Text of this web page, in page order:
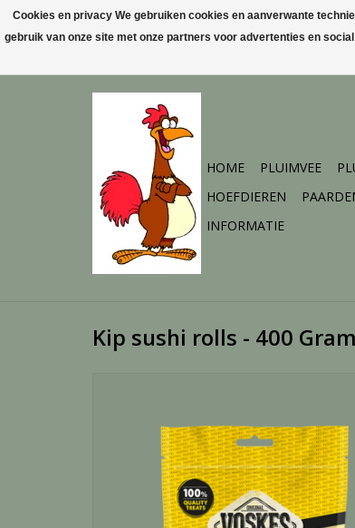
HOME PLUIMVEE
HOEFDIEREN
INFORMATIE
Kip sushi rolls - 400 Gram
Cookies en privacy We gebruiken cookies en aanverwante
gebruik van onze site met onze partners voor advertenties en